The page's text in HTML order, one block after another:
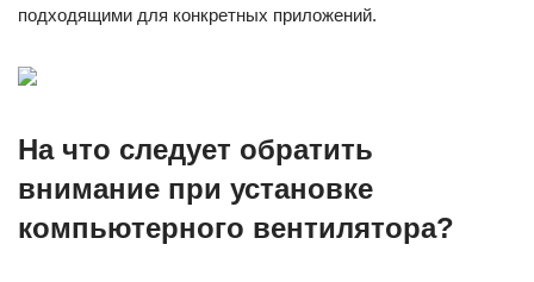
подходящими для конкретных приложений.
На что следует обратить
внимание при установке
компьютерного вентилятора?